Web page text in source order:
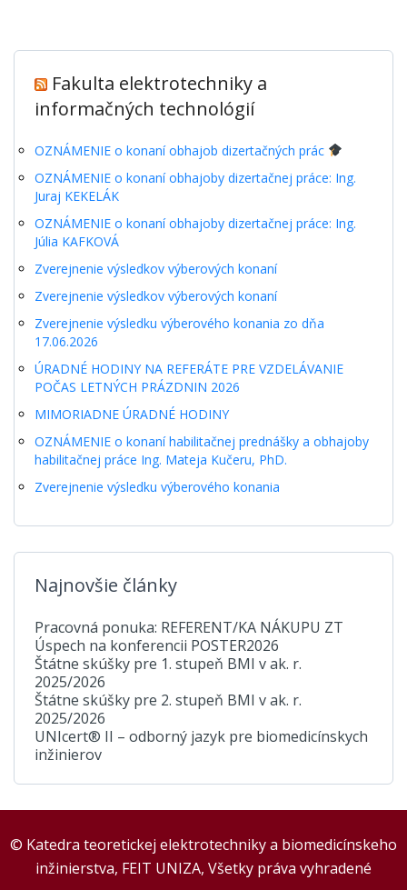
Fakulta elektrotechniky a
informačných technológií
OZNÁMENIE o konaní obhajob dizertačných prác
OZNÁMENIE o konaní obhajoby dizertačnej práce: Ing.
Juraj KEKELÁK
OZNÁMENIE o konaní obhajoby dizertačnej práce: Ing.
Júlia KAFKOVÁ
Zverejnenie výsledkov výberových konaní
Zverejnenie výsledkov výberových konaní
Zverejnenie výsledku výberového konania zo dňa
17.06.2026
ÚRADNÉ HODINY NA REFERÁTE PRE VZDELÁVANIE
POČAS LETNÝCH PRÁZDNIN 2026
MIMORIADNE ÚRADNÉ HODINY
OZNÁMENIE o konaní habilitačnej prednášky a obhajoby
habilitačnej práce Ing. Mateja Kučeru, PhD.
Zverejnenie výsledku výberového konania
Najnovšie články
Pracovná ponuka: REFERENT/KA NÁKUPU ZT
Úspech na konferencii POSTER2026
Štátne skúšky pre 1. stupeň BMI v ak. r.
2025/2026
Štátne skúšky pre 2. stupeň BMI v ak. r.
2025/2026
UNIcert® II – odborný jazyk pre biomedicínskych
inžinierov
© Katedra teoretickej elektrotechniky a biomedicínskeho
inžinierstva, FEIT UNIZA, Všetky práva vyhradené